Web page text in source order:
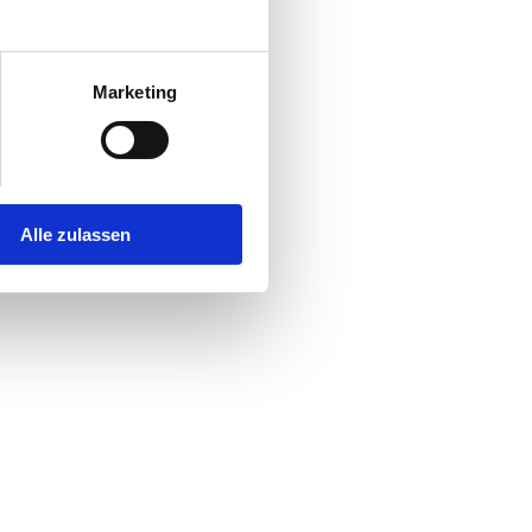
Marketing
Alle zulassen